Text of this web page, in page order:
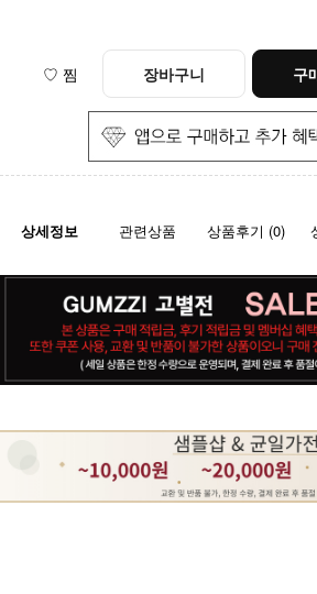
♡ 찜 장바구니 구
상세정보 관련상품 상품후기 (0)